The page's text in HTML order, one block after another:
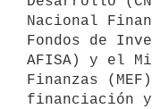
Nacional
Fondos de
AFISA) y el
Finanzas
financiación